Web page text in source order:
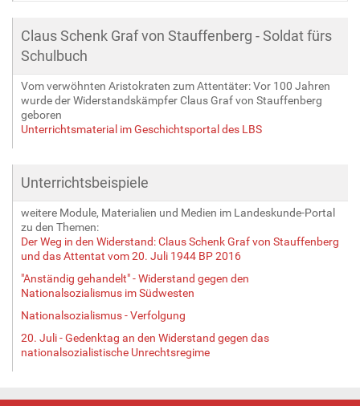
Claus Schenk Graf von Stauffenberg - Soldat fürs
Schulbuch
Vom verwöhnten Aristokraten zum Attentäter: Vor 100 Jahren
wurde der Widerstandskämpfer Claus Graf von Stauffenberg
geboren
Unterrichtsmaterial im Geschichtsportal des LBS
Unterrichtsbeispiele
weitere Module, Materialien und Medien im Landeskunde-Portal
zu den Themen:
Der Weg in den Widerstand: Claus Schenk Graf von Stauffenberg
und das Attentat vom 20. Juli 1944 BP 2016
"Anständig gehandelt" - Widerstand gegen den
Nationalsozialismus im Südwesten
Nationalsozialismus - Verfolgung
20. Juli - Gedenktag an den Widerstand gegen das
nationalsozialistische Unrechtsregime